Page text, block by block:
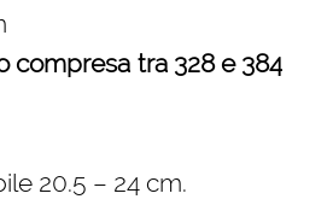
compresa tra 328 e 384
20.5 – 24 cm.